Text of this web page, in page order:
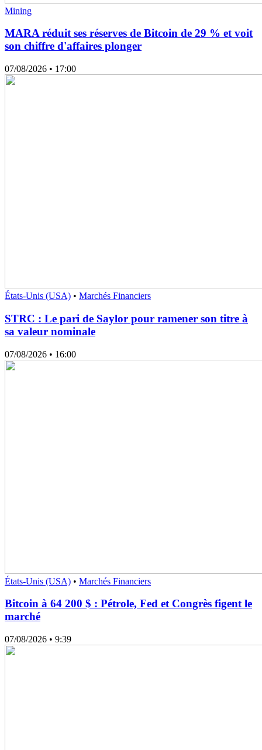
Mining
MARA réduit ses réserves de Bitcoin de 29 % et voit
son chiffre d'affaires plonger
07/08/2026 • 17:00
États-Unis (USA) • Marchés Financiers
STRC : Le pari de Saylor pour ramener son titre à
sa valeur nominale
07/08/2026 • 16:00
États-Unis (USA) • Marchés Financiers
Bitcoin à 64 200 $ : Pétrole, Fed et Congrès figent le
marché
07/08/2026 • 9:39